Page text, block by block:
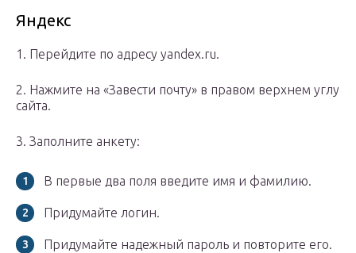
Яндекс
1. Перейдите по адресу yandex.ru.
2. Нажмите на «Завести почту» в правом верхнем углу
сайта.
3. Заполните анкету:
В первые два поля введите имя и фамилию.
Придумайте логин.
Придумайте надежный пароль и повторите его.